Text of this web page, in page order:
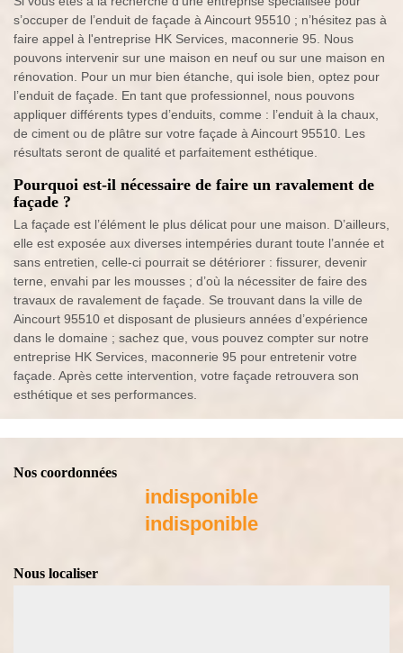
s’occuper de l’enduit de façade à Aincourt 95510 ; n’hésitez pas à
faire appel à l'entreprise HK Services, maconnerie 95. Nous
pouvons intervenir sur une maison en neuf ou sur une maison en
rénovation. Pour un mur bien étanche, qui isole bien, optez pour
l’enduit de façade. En tant que professionnel, nous pouvons
appliquer différents types d’enduits, comme : l’enduit à la chaux,
de ciment ou de plâtre sur votre façade à Aincourt 95510. Les
résultats seront de qualité et parfaitement esthétique.
Pourquoi est-il nécessaire de faire un ravalement de
façade ?
La façade est l’élément le plus délicat pour une maison. D’ailleurs,
elle est exposée aux diverses intempéries durant toute l’année et
sans entretien, celle-ci pourrait se détériorer : fissurer, devenir
terne, envahi par les mousses ; d’où la nécessiter de faire des
travaux de ravalement de façade. Se trouvant dans la ville de
Aincourt 95510 et disposant de plusieurs années d’expérience
dans le domaine ; sachez que, vous pouvez compter sur notre
entreprise HK Services, maconnerie 95 pour entretenir votre
façade. Après cette intervention, votre façade retrouvera son
esthétique et ses performances.
Nos coordonnées
indisponible
indisponible
Nous localiser